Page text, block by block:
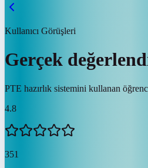
Kullanıcı Görüşleri
Gerçek
PTE hazırlık sistemini kullanan
4.8
351